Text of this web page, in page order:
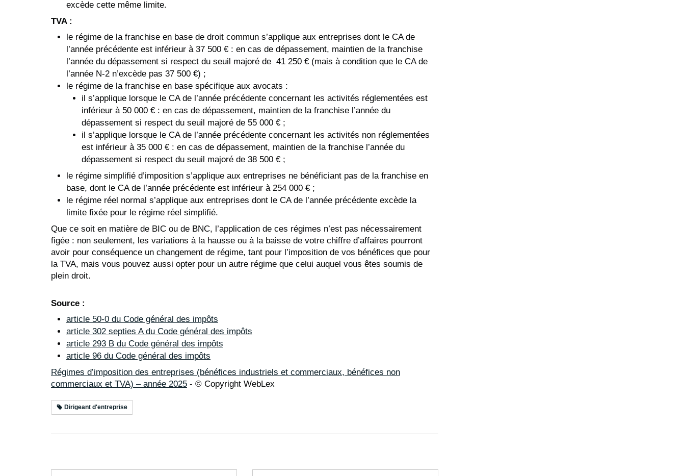
excède cette même limite.
TVA :
le régime de la franchise en base de droit commun s’applique aux entreprises dont le CA de
l’année précédente est inférieur à 37 500 € : en cas de dépassement, maintien de la franchise
l’année du dépassement si respect du seuil majoré de 41 250 € (mais à condition que le CA de
l’année N-2 n’excède pas 37 500 €) ;
le régime de la franchise en base spécifique aux avocats :
il s’applique lorsque le CA de l’année précédente concernant les activités réglementées est
inférieur à 50 000 € : en cas de dépassement, maintien de la franchise l’année du
dépassement si respect du seuil majoré de 55 000 € ;
il s’applique lorsque le CA de l’année précédente concernant les activités non réglementées
est inférieur à 35 000 € : en cas de dépassement, maintien de la franchise l’année du
dépassement si respect du seuil majoré de 38 500 € ;
le régime simplifié d’imposition s’applique aux entreprises ne bénéficiant pas de la franchise en
base, dont le CA de l’année précédente est inférieur à 254 000 € ;
le régime réel normal s’applique aux entreprises dont le CA de l’année précédente excède la
limite fixée pour le régime réel simplifié.
Que ce soit en matière de BIC ou de BNC, l’application de ces régimes n’est pas nécessairement
figée : non seulement, les variations à la hausse ou à la baisse de votre chiffre d’affaires pourront
avoir pour conséquence un changement de régime, tant pour l’imposition de vos bénéfices que pour
la TVA, mais vous pouvez aussi opter pour un autre régime que celui auquel vous êtes soumis de
plein droit.
Source :
article 50-0 du Code général des impôts
article 302 septies A du Code général des impôts
article 293 B du Code général des impôts
article 96 du Code général des impôts
Régimes d’imposition des entreprises (bénéfices industriels et commerciaux, bénéfices non
commerciaux et TVA) – année 2025 - © Copyright WebLex
Dirigeant d'entreprise